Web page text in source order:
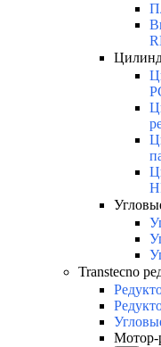
Transtecno
Мотор-